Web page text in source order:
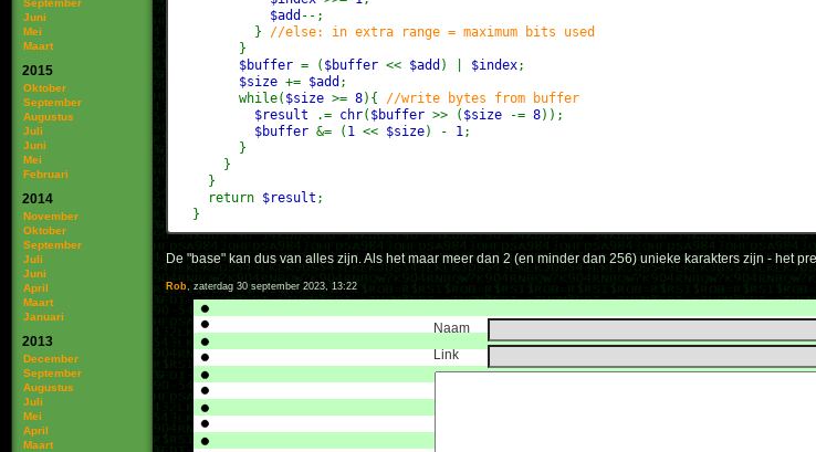
September
Juni
Mei
Maart
2015
Oktober
September
Augustus
Juli
Juni
Mei
Februari
2014
November
Oktober
September
Juli
Juni
April
Maart
Januari
2013
December
September
Augustus
Juli
Mei
April
Maart
$add --;
} //else: in extra range = maximum bits used
}
$buffer = ( $buffer << $add ) | $index;
$size += $add ;
while( $size >= 8){ //write bytes from buffer
$result
.= chr( $buffer >> ( $size -= 8));
$buffer &= ( 1 << $size) - 1;
}
}
}
return $result ;
}
De "base" kan dus van alles zijn. Als het maar meer dan 2 (en minder dan 256) unieke karakters zijn - het
Rob, zaterdag 30 september 2023, 13:22
Naam
Link